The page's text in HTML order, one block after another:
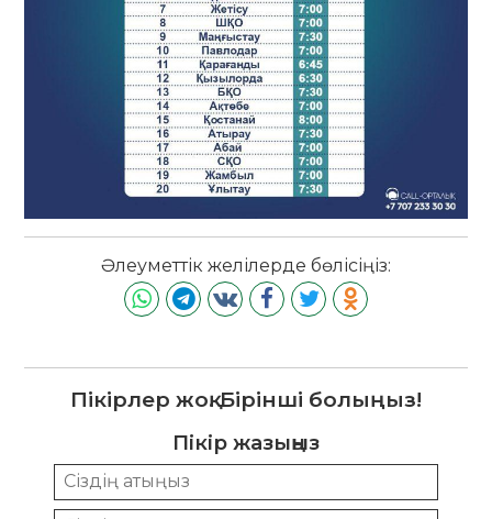
Әлеуметтік желілерде бөлісіңіз:
Пікірлер жоқ. Бірінші болыңыз!
Пікір жазыңыз